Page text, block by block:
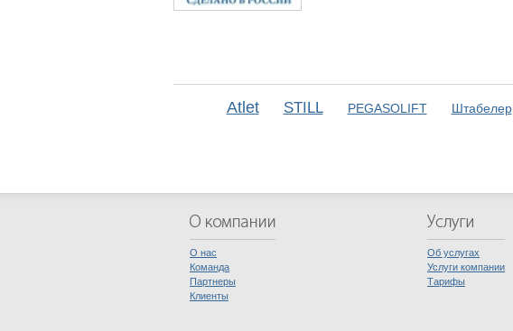
Atlet STILL PEGASOLIFT Штабелер
О нас
Команда
Партнеры
Клиенты
Об услугах
Услуги компании
Тарифы